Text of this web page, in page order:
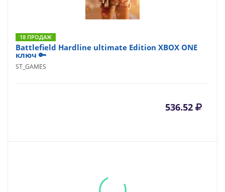
18 ПРОДАЖ
Battlefield Hardline ultimate Edition XBOX ONE
ключ 🔑
ST_GAMES
536.52